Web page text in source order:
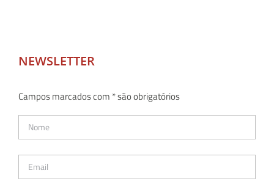
NEWSLETTER
Campos marcados com * são obrigatórios